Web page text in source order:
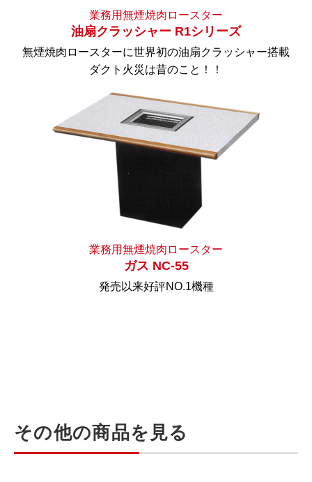
業務用無煙焼肉ロースター
油扇クラッシャー R1シリーズ
無煙焼肉ロースターに世界初の油扇クラッシャー搭載
ダクト火災は昔のこと！！
業務用無煙焼肉ロースター
ガス NC-55
発売以来好評NO.1機種
その他の商品を見る